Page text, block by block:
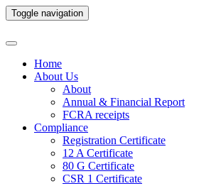
Toggle navigation
Home
About Us
About
Annual & Financial Report
FCRA receipts
Compliance
Registration Certificate
12 A Certificate
80 G Certificate
CSR 1 Certificate